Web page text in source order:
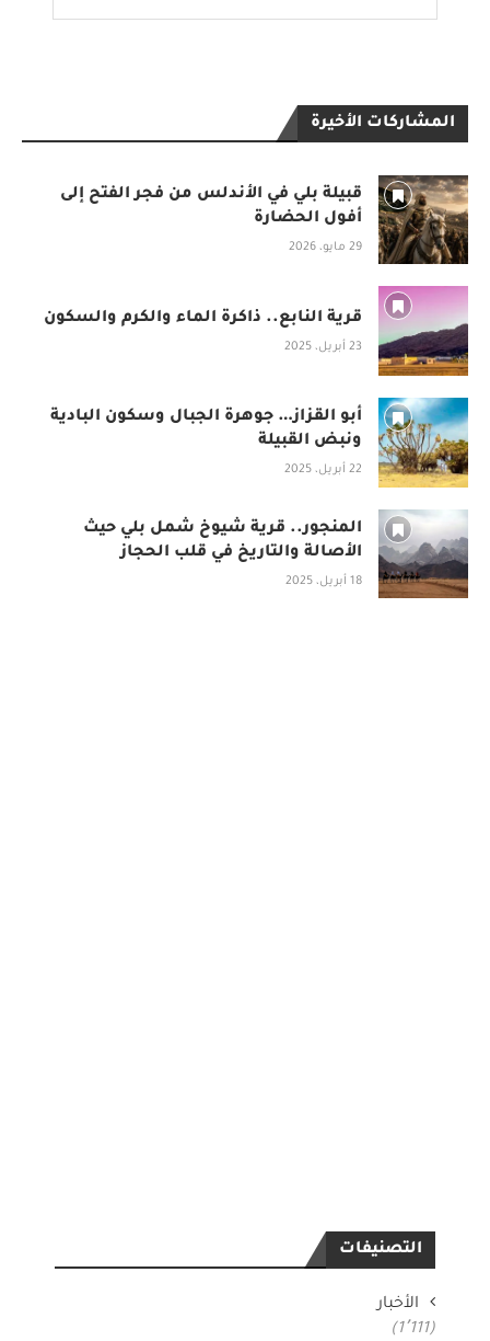
المشاركات الأخيرة
قبيلة بلي في الأندلس من فجر الفتح إلى
أفول الحضارة
29 مايو، 2026
قرية النابع.. ذاكرة الماء والكرم والسكون
23 أبريل، 2025
أبو القزاز… جوهرة الجبال وسكون البادية
ونبض القبيلة
22 أبريل، 2025
المنجور.. قرية شيوخ شمل بلي حيث
الأصالة والتاريخ في قلب الحجاز
18 أبريل، 2025
التصنيفات
الأخبار
(1٬111)